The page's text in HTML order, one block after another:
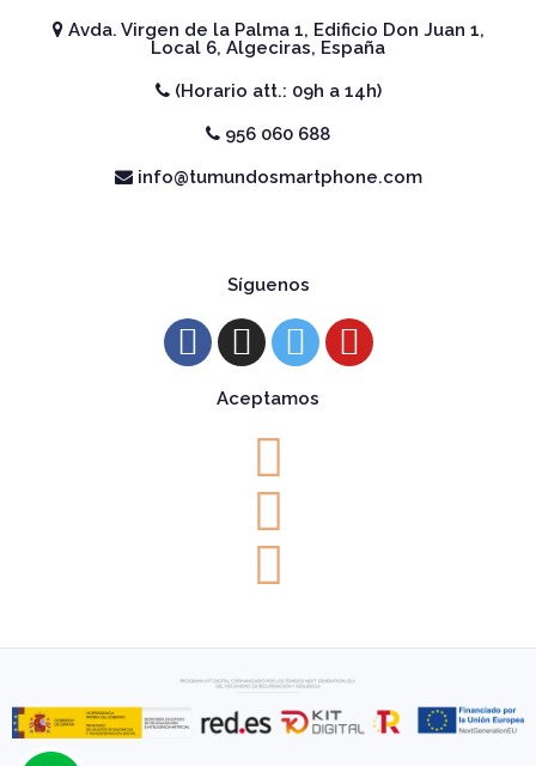
Avda. Virgen de la Palma 1, Edificio Don Juan 1,
Local 6, Algeciras, España
(Horario att.: 09h a 14h)
956 060 688
info@tumundosmartphone.com
Síguenos
Aceptamos